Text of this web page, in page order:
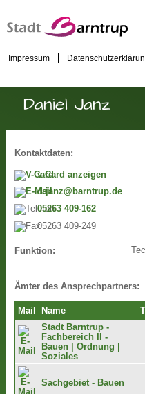
Impressum
Daniel Janz
Kontaktdaten:
v-Card anzeigen
d.janz@barntrup.de
05263 409-162
05263 409-249
Funktion:
Ämter des Ansprechpartners:
Mail Name
Stadt Barntrup -
Fachbereich II -
Bauen | Ordnung |
Soziales
Sachgebiet - Bauen